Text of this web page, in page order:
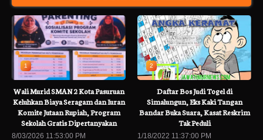
1
Wali Murid SMAN 2 Kota Pasuruan
Keluhkan Biaya Seragam dan Iuran
Komite Jutaan Rupiah, Program
Sekolah Gratis Dipertanyakan
8/03/2026 11:53:00 PM
2
Daftar Bos Judi Togel di
Simalungun, Eks Kaki Tangan
Bandar Buka Suara, Kasat Reskrim
Tak Peduli
1/18/2022 11:37:00 PM